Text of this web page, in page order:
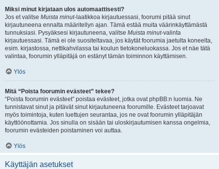
Miksi minut kirjataan ulos automaattisesti?
Jos et valitse Muista minut-laatikkoa kirjautuessasi, foorumi pitää sinut
kirjautuneena ennalta määritellyn ajan. Tämä estää muita väärinkäyttämästä
tunnuksiasi. Pysyäksesi kirjautuneena, valitse Muista minut-valinta
kirjautuessasi. Tämä ei ole suositeltavaa, jos käytät foorumia jaetulta koneelta,
esim. kirjastossa, nettikahvilassa tai koulun tietokoneluokassa. Jos et näe tätä
valintaa, foorumin ylläpitäjä on estänyt tämän toiminnon käyttämisen.
Ylös
Mitä “Poista foorumin evästeet” tekee?
“Poista foorumin evästeet” poistaa evästeet, jotka ovat phpBB:n luomia. Ne
tunnistavat sinut ja pitävät sinut kirjautuneena foorumille. Evästeet tarjoavat
myös toimintoja, kuten luettujen seurantaa, jos ne ovat foorumin ylläpitäjän
käyttöönottamia. Jos sinulla on sisään tai uloskirjautumisen kanssa ongelmia,
foorumin evästeiden poistaminen voi auttaa.
Ylös
Käyttäjän asetukset